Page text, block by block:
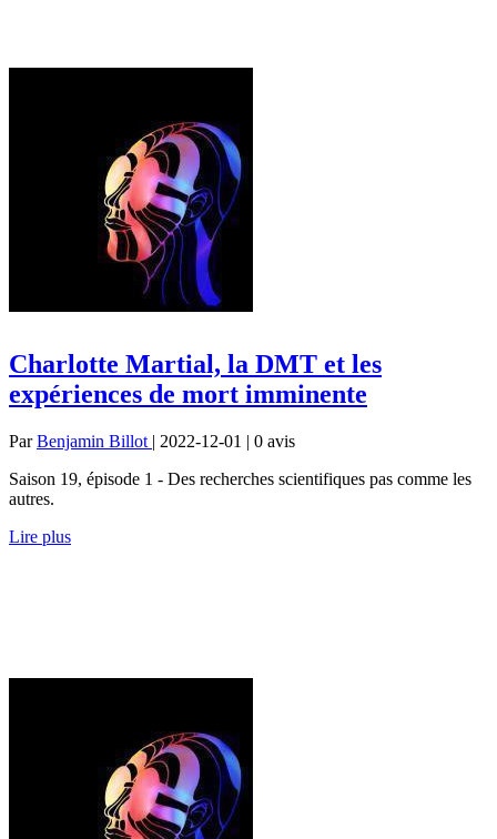
Charlotte Martial, la DMT et les
expériences de mort imminente
ParBenjamin Billot | 2022-12-01 | 0 avis
Saison 19, épisode 1 - Des recherches scientifiques pas comme les
autres.
Lire plus